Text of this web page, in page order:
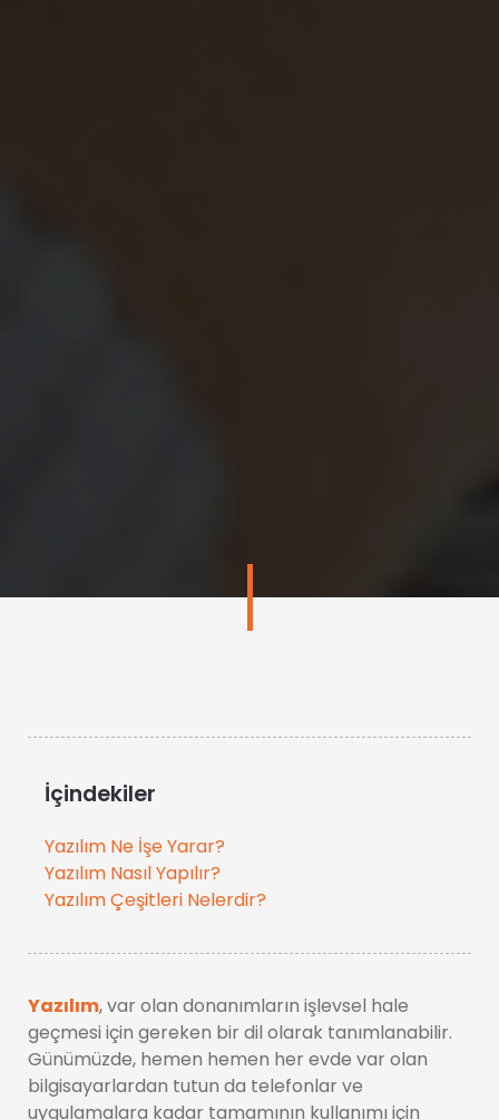
İçindekiler
Yazılım Ne İşe Yarar?
Yazılım Nasıl Yapılır?
Yazılım Çeşitleri Nelerdir?
Yazılım, var olan donanımların işlevsel hale
geçmesi için gereken bir dil olarak tanımlanabilir.
Günümüzde, hemen hemen her evde var olan
bilgisayarlardan tutun da telefonlar ve
uygulamalara kadar tamamının kullanımı için